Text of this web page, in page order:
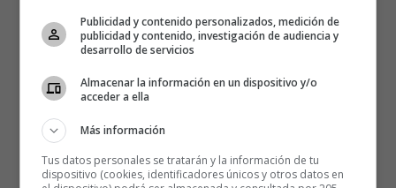
Publicidad y contenido personalizados, medición de
publicidad y contenido, investigación de audiencia y
desarrollo de servicios
Almacenar la información en un dispositivo y/o
acceder a ella
Más información
Tus datos personales se tratarán y la información de tu
dispositivo (cookies, identificadores únicos y otros datos en